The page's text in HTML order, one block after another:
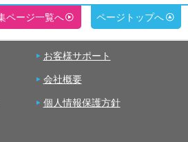
ページ一覧へ ページトップへ
お客様サポート
会社概要
個人情報保護方針